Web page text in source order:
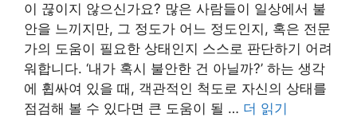
이 끊이지 않으신가요? 많은 사람들이 일상에서 불
안을 느끼지만, 그 정도가 어느 정도인지, 혹은 전문
가의 도움이 필요한 상태인지 스스로 판단하기 어려
워합니다. ‘내가 혹시 불안한 건 아닐까?’ 하는 생각
에 휩싸여 있을 때, 객관적인 척도로 자신의 상태를
점검해 볼 수 있다면 큰 도움이 될 … 더 읽기